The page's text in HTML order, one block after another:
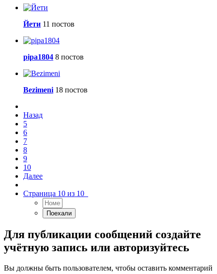
Йети 11 постов
pipa1804 8 постов
Bezimeni 18 постов
Назад
5
6
7
8
9
10
Далее
Страница 10 из 10
Для публикации сообщений создайте
учётную запись или авторизуйтесь
Вы должны быть пользователем, чтобы оставить комментарий